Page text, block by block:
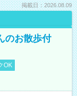
掲載日：2026.08.09
のお散歩付
OK